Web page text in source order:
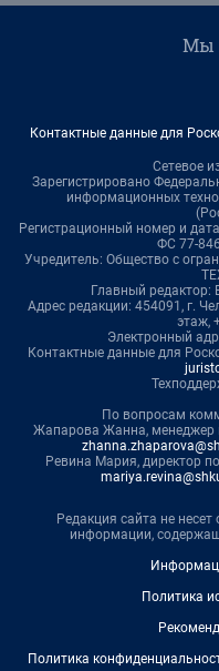
Мы
Контактные данные для
Сетевое
Зарегистрировано
информационных
Регистрационный номер и
ФС 77-
Учредитель: Общество с
Главный
Адрес редакции: 454091, г.
этаж,
Электронный
Контактные данные для
По вопросам
Жапарова Жанна, менеджер
Ревина Мария, директор
Редакция сайта не несет
информации,
Политика
Политика